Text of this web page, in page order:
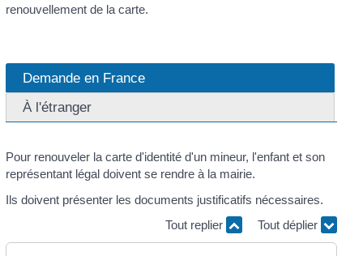
renouvellement de la carte.
Demande en France
À l'étranger
Pour renouveler la carte d'identité d'un mineur, l'enfant et son
représentant légal doivent se rendre à la mairie.
Ils doivent présenter les documents justificatifs nécessaires.
Tout replier
Tout déplier